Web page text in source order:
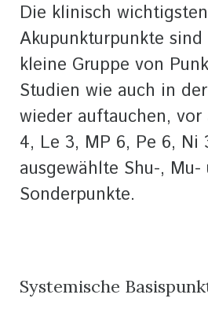
Die klinisch wichtigsten
Akupunkturpunkte
kleine Gruppe von
Studien wie auch in
wieder auftauchen, vor
4, Le 3, MP 6, Pe 6, Ni
ausgewählte Shu-, Mu-
Sonderpunkte.
Systemische